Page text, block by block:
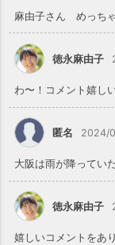
麻由子さん めっち
徳永麻由子
わ〜！コメント嬉し
匿名 2024/
大阪は雨が降ってい
徳永麻由子
嬉しいコメントをあ